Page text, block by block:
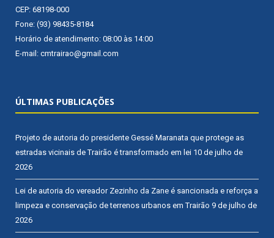
CEP: 68198-000
Fone: (93) 98435-8184
Horário de atendimento: 08:00 às 14:00
E-mail: cmtrairao@gmail.com
ÚLTIMAS PUBLICAÇÕES
Projeto de autoria do presidente Gessé Maranata que protege as
estradas vicinais de Trairão é transformado em lei 10 de julho de
2026
Lei de autoria do vereador Zezinho da Zane é sancionada e reforça a
limpeza e conservação de terrenos urbanos em Trairão 9 de julho de
2026